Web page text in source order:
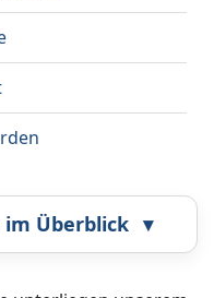
im Überblick ▾